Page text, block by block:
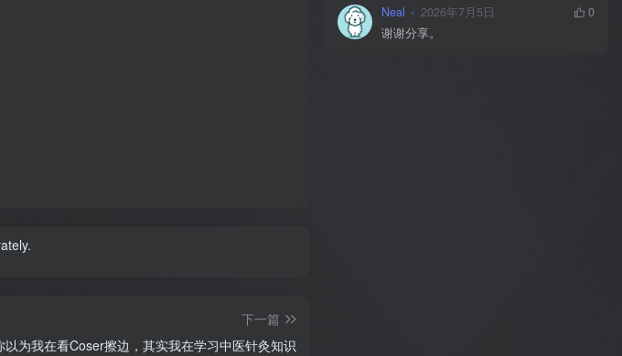
下一篇
以为我在看Coser擦边，其实我在学习中医针灸知识
【下】9神 佑 之 地10不 愈 之 殇11你 好
美 国12独 自 等 待13中国人拍的阿根
廷，阿根廷人怎么看？【独自等待
Neal 2026年7月5日
0
谢谢分享。